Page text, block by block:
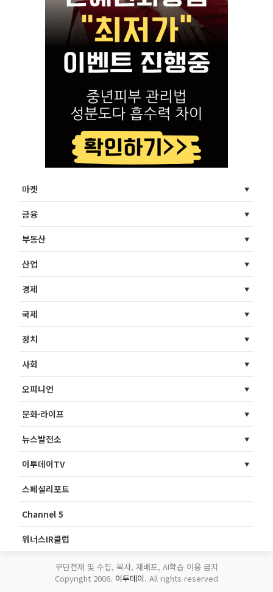
마켓
금융
부동산
산업
경제
국제
정치
사회
오피니언
문화·라이프
뉴스발전소
이투데이TV
스페셜리포트
Channel 5
위너스IR클럽
무단전재 및 수집, 복사, 재배포, AI학습 이용 금지
Copyright 2006. 이투데이. All rights reserved